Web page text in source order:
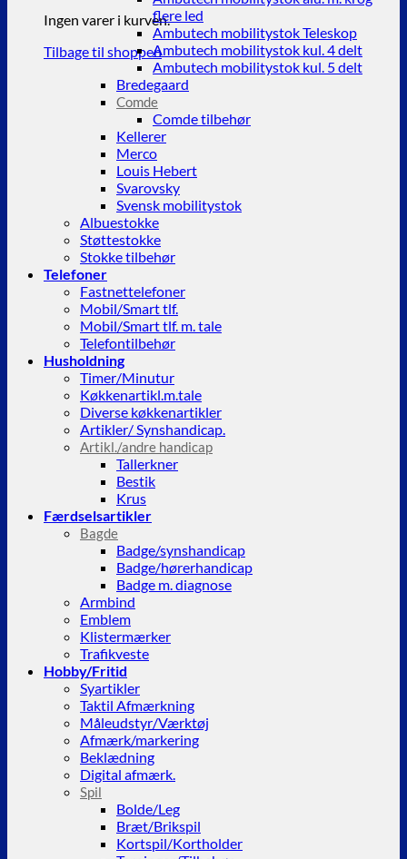
Ingen varer i kurven.
Tilbage til shoppen
flere led
Ambutech mobilitystok Teleskop
Ambutech mobilitystok kul. 4 delt
Ambutech mobilitystok kul. 5 delt
Bredegaard
Comde
Comde tilbehør
Kellerer
Merco
Louis Hebert
Svarovsky
Svensk mobilitystok
Albuestokke
Støttestokke
Stokke tilbehør
Telefoner
Fastnettelefoner
Mobil/Smart tlf.
Mobil/Smart tlf. m. tale
Telefontilbehør
Husholdning
Timer/Minutur
Køkkenartikl.m.tale
Diverse køkkenartikler
Artikler/ Synshandicap.
Artikl./andre handicap
Tallerkner
Bestik
Krus
Færdselsartikler
Bagde
Badge/synshandicap
Badge/hørerhandicap
Badge m. diagnose
Armbind
Emblem
Klistermærker
Trafikveste
Hobby/Fritid
Syartikler
Taktil Afmærkning
Måleudstyr/Værktøj
Afmærk/markering
Beklædning
Digital afmærk.
Spil
Bolde/Leg
Bræt/Brikspil
Kortspil/Kortholder